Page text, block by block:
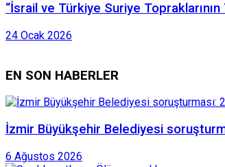
“İsrail ve Türkiye Suriye Topraklarının
24 Ocak 2026
EN SON HABERLER
İzmir Büyükşehir Belediyesi
6 Ağustos 2026